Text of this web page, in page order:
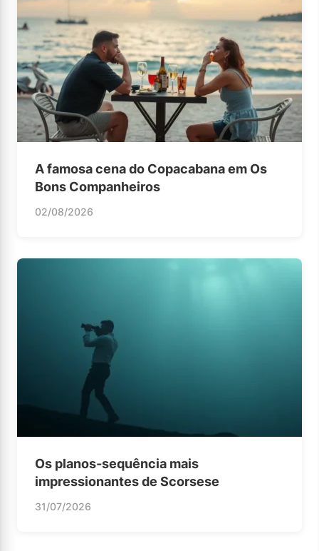
A famosa cena do Copacabana em Os
Bons Companheiros
02/08/2026
Os planos-sequência mais
impressionantes de Scorsese
31/07/2026